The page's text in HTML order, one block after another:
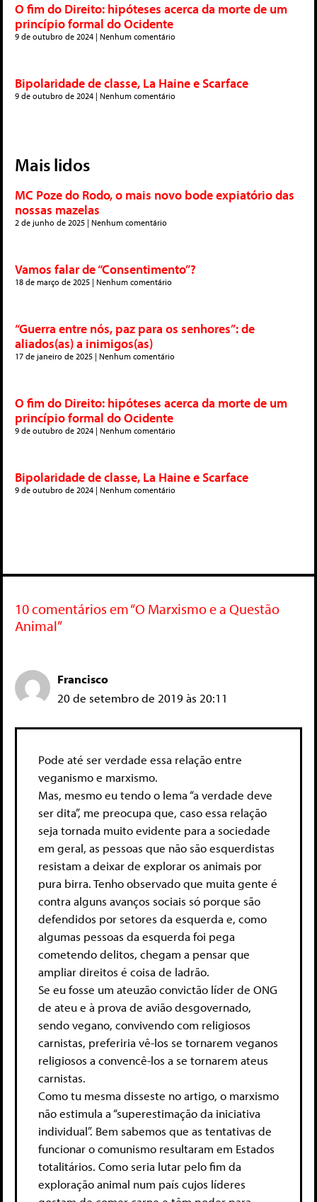
O fim do Direito: hipóteses acerca da morte de um
princípio formal do Ocidente
9 de outubro de 2024 Nenhum comentário
Bipolaridade de classe, La Haine e Scarface
9 de outubro de 2024 Nenhum comentário
Mais lidos
MC Poze do Rodo, o mais novo bode expiatório das
nossas mazelas
2 de junho de 2025 Nenhum comentário
Vamos falar de “Consentimento”?
18 de março de 2025 Nenhum comentário
“Guerra entre nós, paz para os senhores”: de
aliados(as) a inimigos(as)
17 de janeiro de 2025 Nenhum comentário
O fim do Direito: hipóteses acerca da morte de um
princípio formal do Ocidente
9 de outubro de 2024 Nenhum comentário
Bipolaridade de classe, La Haine e Scarface
9 de outubro de 2024 Nenhum comentário
10 comentários em “O Marxismo e a Questão
Animal”
Francisco
20 de setembro de 2019 às 20:11
Pode até ser verdade essa relação entre
veganismo e marxismo.
Mas, mesmo eu tendo o lema “a verdade deve
ser dita”, me preocupa que, caso essa relação
seja tornada muito evidente para a sociedade
em geral, as pessoas que não são esquerdistas
resistam a deixar de explorar os animais por
pura birra. Tenho observado que muita gente é
contra alguns avanços sociais só porque são
defendidos por setores da esquerda e, como
algumas pessoas da esquerda foi pega
cometendo delitos, chegam a pensar que
ampliar direitos é coisa de ladrão.
Se eu fosse um ateuzão convictão líder de ONG
de ateu e à prova de avião desgovernado,
sendo vegano, convivendo com religiosos
carnistas, preferiria vê-los se tornarem veganos
religiosos a convencê-los a se tornarem ateus
carnistas.
Como tu mesma disseste no artigo, o marxismo
não estimula a “superestimação da iniciativa
individual”. Bem sabemos que as tentativas de
funcionar o comunismo resultaram em Estados
totalitários. Como seria lutar pelo fim da
exploração animal num país cujos líderes